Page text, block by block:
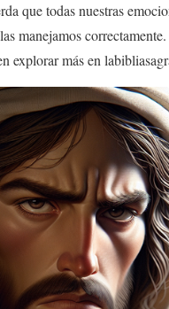
que todas nuestras
manejamos
explorar más en